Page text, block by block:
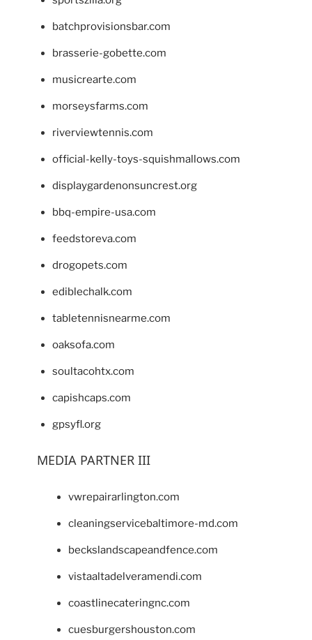
batchprovisionsbar.com
brasserie-gobette.com
musicrearte.com
morseysfarms.com
riverviewtennis.com
official-kelly-toys-squishmallows.com
displaygardenonsuncrest.org
bbq-empire-usa.com
feedstoreva.com
drogopets.com
ediblechalk.com
tabletennisnearme.com
oaksofa.com
soultacohtx.com
capishcaps.com
gpsyfl.org
MEDIA PARTNER III
vwrepairarlington.com
cleaningservicebaltimore-md.com
beckslandscapeandfence.com
vistaaltadelveramendi.com
coastlinecateringnc.com
cuesburgershouston.com